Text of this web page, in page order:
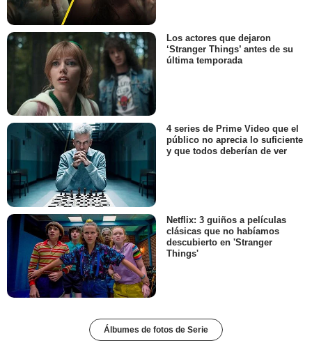
Los actores que dejaron
‘Stranger Things’ antes de su
última temporada
4 series de Prime Video que el
público no aprecia lo suficiente
y que todos deberían de ver
Netflix: 3 guiños a películas
clásicas que no habíamos
descubierto en 'Stranger
Things'
Álbumes de fotos de Serie